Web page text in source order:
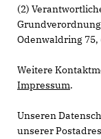
(2)
Grundverordnung
Odenwaldring
Weitere
Impressum.
Unseren
unserer